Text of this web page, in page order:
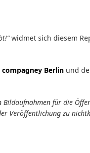
widmet sich diesem
Berlin und
Bildaufnahmen für die
Veröffentlichung zu